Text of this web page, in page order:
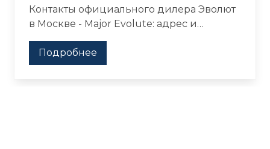
Контакты официального дилера Эволют
в Москве - Major Evolute: адрес и
работы, запись на тест-драйв.
Подробнее